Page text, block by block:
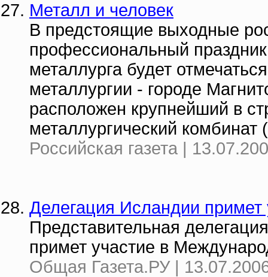
Металл и человек
В предстоящие выходные
профессиональный
металлурга будет
металлургии - городе
расположен крупнейший в
металлургический
Российская газета |
Делегация Исландии примет
Представительная
примет участие в
Общая Газета.РУ |